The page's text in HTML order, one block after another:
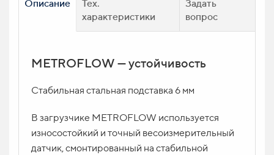
Описание
Тех.
характеристики
Задать
вопрос
METROFLOW — устойчивость
Стабильная стальная подставка 6 мм
В загрузчике METROFLOW используется
износостойкий и точный весоизмерительный
датчик, смонтированный на стабильной
Вопрос по продукту
ИМЯ